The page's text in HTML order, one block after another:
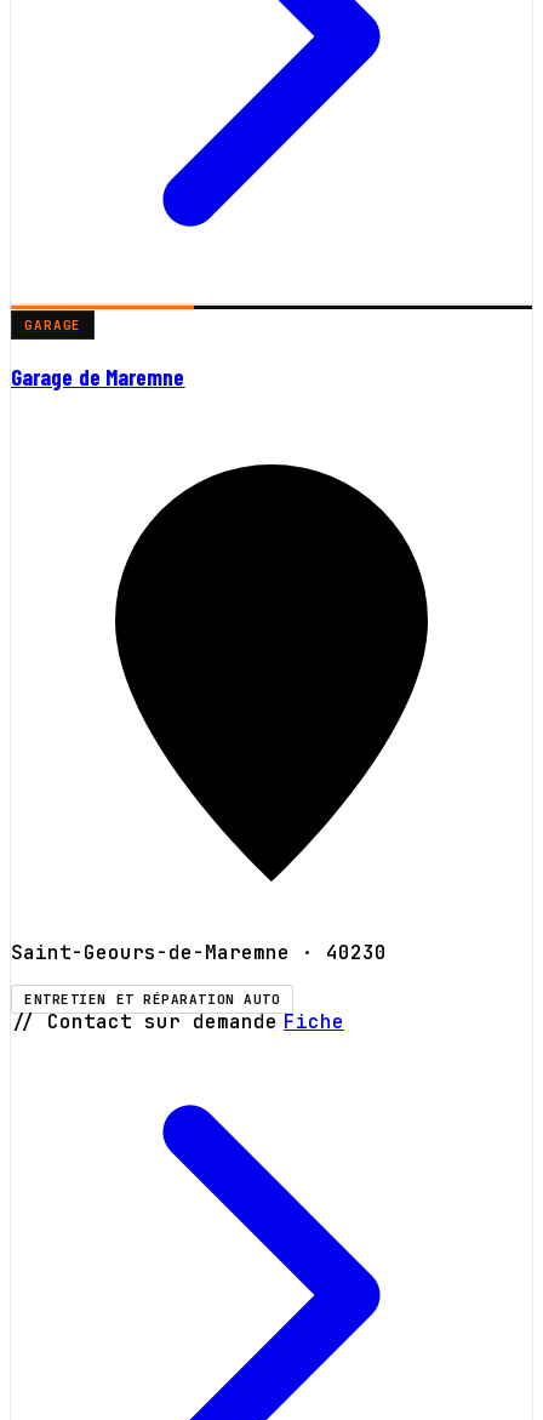
GARAGE
Garage de Maremne
Saint-Geours-de-Maremne · 40230
ENTRETIEN ET RÉPARATION AUTO
// Contact sur demande Fiche